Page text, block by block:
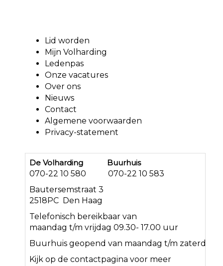
Lid worden
Mijn Volharding
Ledenpas
Onze vacatures
Over ons
Nieuws
Contact
Algemene voorwaarden
Privacy-statement
De Volharding Buurhuis
070-22 10 580 070-22 10 583
Bautersemstraat 3
2518PC Den Haag
Telefonisch bereikbaar van
maandag t/m vrijdag 09.30- 17.00 uur
Buurhuis geopend van maandag t/m zaterdag<
Kijk op de contactpagina voor meer